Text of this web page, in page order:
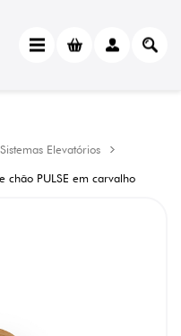
Elevatórios
chão PULSE em carvalho